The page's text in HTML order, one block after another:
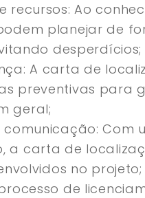
recursos: Ao
planejar de
desperdícios;
A carta de
preventivas para
geral;
comunicação:
a carta de
no projeto;
de